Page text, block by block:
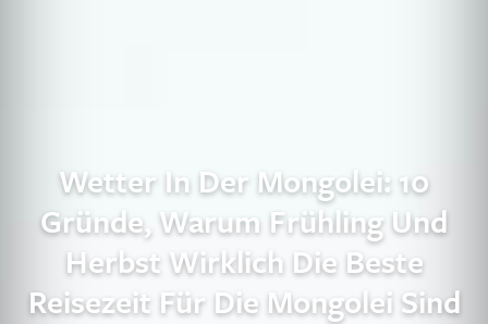
Wetter In Der Mongolei: 10
Gründe, Warum Frühling Und
Herbst Wirklich Die Beste
Reisezeit Für Die Mongolei Sind